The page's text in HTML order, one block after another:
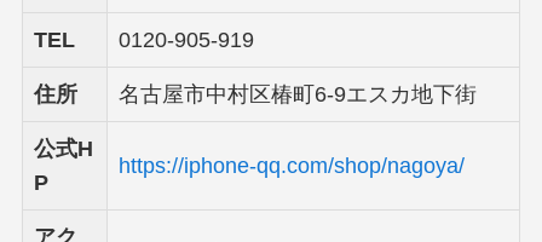
TEL 0120-905-919
住所 名古屋市中村区椿町6-9エスカ地下街
公式H
P
https://iphone-qq.com/shop/nagoya/